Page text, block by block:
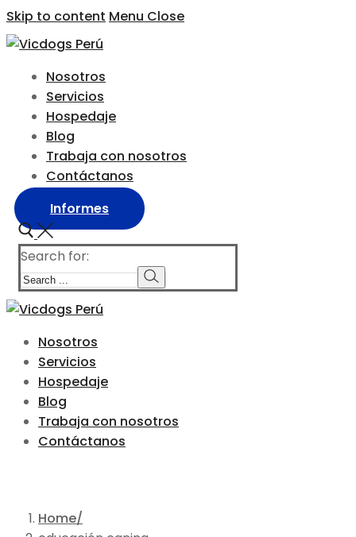
Skip to content Menu Close
Nosotros
Servicios
Hospedaje
Blog
Trabaja con nosotros
Contáctanos
Informes
Search for:
Nosotros
Servicios
Hospedaje
Blog
Trabaja con nosotros
Contáctanos
Home